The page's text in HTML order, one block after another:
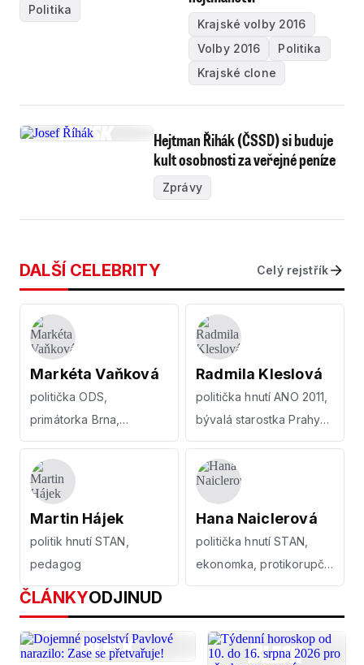
Politika
Krajské volby 2016
Volby 2016
Politika
Krajské clone
Hejtman Řihák (ČSSD) si buduje
kult osobnosti za veřejné peníze
Zprávy
DALŠÍ CELEBRITY Celý rejstřík
Markéta Vaňková
politička ODS,
primátorka Brna,
právnička
Radmila Kleslová
politička hnutí ANO 2011,
bývalá starostka Prahy
10, advokátka
Martin Hájek
politik hnutí STAN,
pedagog
Hana Naiclerová
politička hnutí STAN,
ekonomka, protikorupční
bojovnice
ČLÁNKYODJINUD